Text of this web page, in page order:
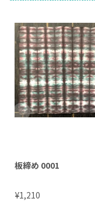
板締め 0001
¥1,210